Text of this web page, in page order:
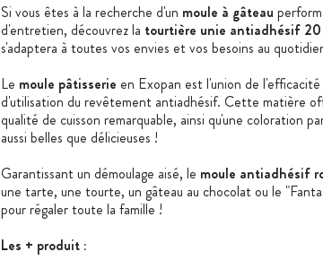
Si vous êtes à la recherche d'un moule à gâteau
d'entretien, découvrez la tourtière unie antiadhésif 20
s'adaptera à toutes vos envies et vos besoins au
Le moule pâtisserie en Exopan est l'union de
d'utilisation du revêtement antiadhésif. Cette matière
qualité de cuisson remarquable, ainsi qu'une coloration
aussi belles que délicieuses !
Garantissant un démoulage aisé, le moule antiadhésif
une tarte, une tourte, un gâteau au chocolat ou le
pour régaler toute la famille !
Les + produit :